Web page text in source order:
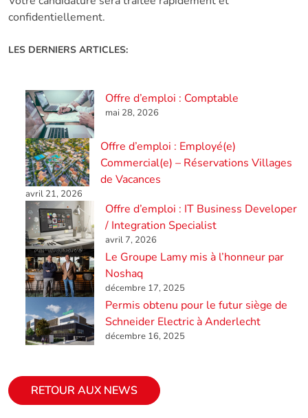
confidentiellement.
LES DERNIERS ARTICLES:
Offre d’emploi : Comptable
mai 28, 2026
Offre d’emploi : Employé(e)
Commercial(e) – Réservations Villages
de Vacances
avril 21, 2026
Offre d’emploi : IT Business Developer
/ Integration Specialist
avril 7, 2026
Le Groupe Lamy mis à l’honneur par
Noshaq
décembre 17, 2025
Permis obtenu pour le futur siège de
Schneider Electric à Anderlecht
décembre 16, 2025
RETOUR AUX NEWS